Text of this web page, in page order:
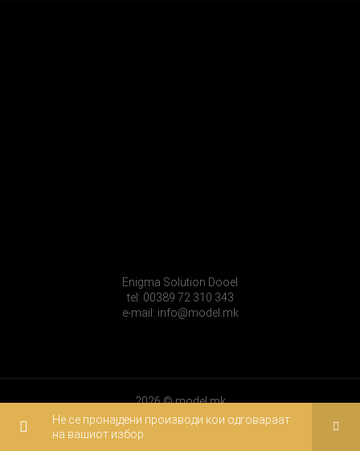
Не се пронајдени производи кои одговараат
на вашиот избор.
Enigma Solution Dooel
tel: 00389 72 310 343
e-mail: info@model.mk
2026 © model.mk